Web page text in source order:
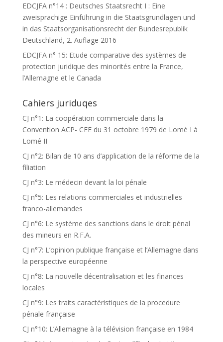
EDCJFA n°14 : Deutsches Staatsrecht I : Eine
zweisprachige Einführung in die Staatsgrundlagen und
in das Staatsorganisationsrecht der Bundesrepublik
Deutschland, 2. Auflage 2016
EDCJFA n° 15: Etude comparative des systèmes de
protection juridique des minorités entre la France,
l’Allemagne et le Canada
Cahiers juriduqes
CJ n°1: La coopération commerciale dans la
Convention ACP- CEE du 31 octobre 1979 de Lomé I à
Lomé II
CJ n°2: Bilan de 10 ans d’application de la réforme de la
filiation
CJ n°3: Le médecin devant la loi pénale
CJ n°5: Les relations commerciales et industrielles
franco-allemandes
CJ n°6: Le système des sanctions dans le droit pénal
des mineurs en R.F.A.
CJ n°7: L’opinion publique française et l’Allemagne dans
la perspective européenne
CJ n°8: La nouvelle décentralisation et les finances
locales
CJ n°9: Les traits caractéristiques de la procedure
pénale française
CJ n°10: L’Allemagne à la télévision française en 1984